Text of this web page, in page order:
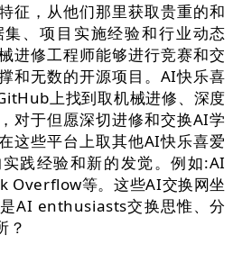
，从他们那里获取贵重的和
、项目实施经验和行业动态
进修工程师能够进行竞赛和交
和无数的开源项目。AI快乐喜
上找到取机械进修、深度
对于但愿深切进修和交换AI学
这些平台上取其他AI快乐喜爱
践经验和新的发觉。例如:AI
Overflow等。这些AI交换网坐
AI enthusiasts交换思惟、分
？